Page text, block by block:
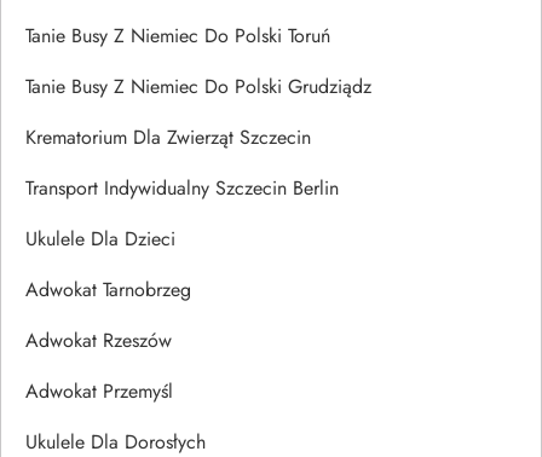
Tanie Busy Z Niemiec Do Polski Toruń
Tanie Busy Z Niemiec Do Polski Grudziądz
Krematorium Dla Zwierząt Szczecin
Transport Indywidualny Szczecin Berlin
Ukulele Dla Dzieci
Adwokat Tarnobrzeg
Adwokat Rzeszów
Adwokat Przemyśl
Ukulele Dla Dorosłych